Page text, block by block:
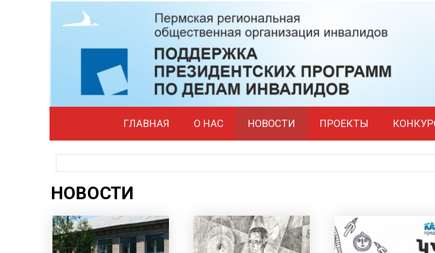
ГЛАВНАЯ О НАС НОВОСТИ ПРОЕКТЫ
НОВОСТИ